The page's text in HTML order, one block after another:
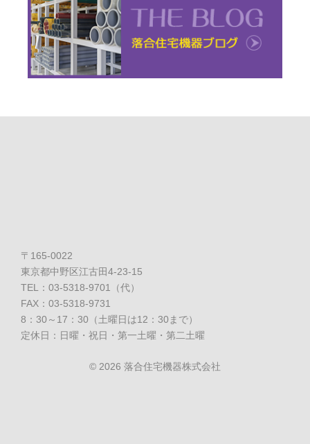
〒165-0022
東京都中野区江古田4-23-15
TEL：03-5318-9701（代）
FAX：03-5318-9731
8：30～17：30（土曜日は12：30まで）
定休日：日曜・祝日・第一土曜・第二土曜
© 2026 落合住宅機器株式会社